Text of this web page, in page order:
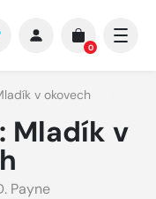
0
v okovech
Mladík v
Payne